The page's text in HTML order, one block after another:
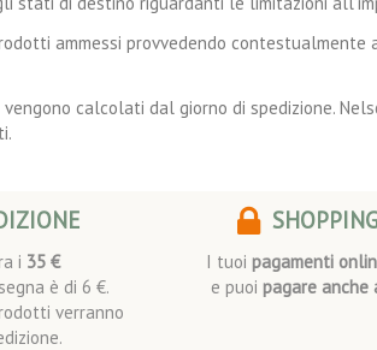
ammessi provvedendo
calcolati dal giorno di spedizione.
i 35 €
è di 6 €.
verranno
I tuoi pagamenti
e puoi pagare anche